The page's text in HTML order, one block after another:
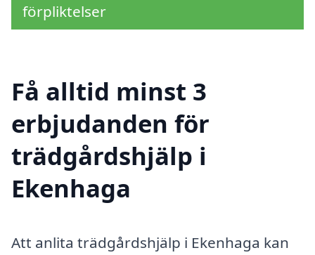
förpliktelser
Få alltid minst 3
erbjudanden för
trädgårdshjälp i
Ekenhaga
Att anlita trädgårdshjälp i Ekenhaga kan